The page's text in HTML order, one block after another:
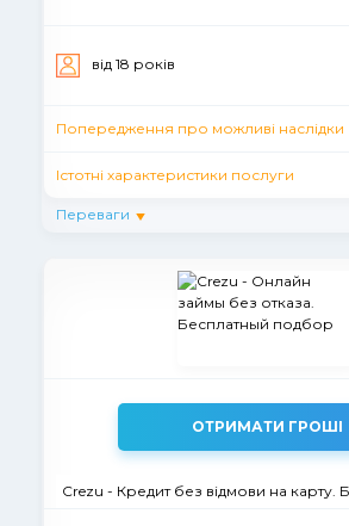
вiд 18 рокiв
Попередження про можливі наслідки
Істотні характеристики послуги
Переваги
ОТРИМАТИ ГРОШІ
Crezu - Кредит без відмови на карту.